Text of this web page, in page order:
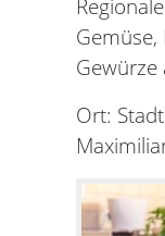
Gemüse,
Gewürze
Ort: